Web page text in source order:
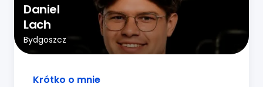
Daniel
Lach
Bydgoszcz
Krótko o mnie